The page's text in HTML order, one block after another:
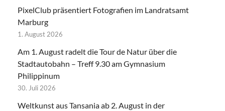
PixelClub präsentiert Fotografien im Landratsamt
Marburg
1. August 2026
Am 1. August radelt die Tour de Natur über die
Stadtautobahn – Treff 9.30 am Gymnasium
Philippinum
30. Juli 2026
Weltkunst aus Tansania ab 2. August in der